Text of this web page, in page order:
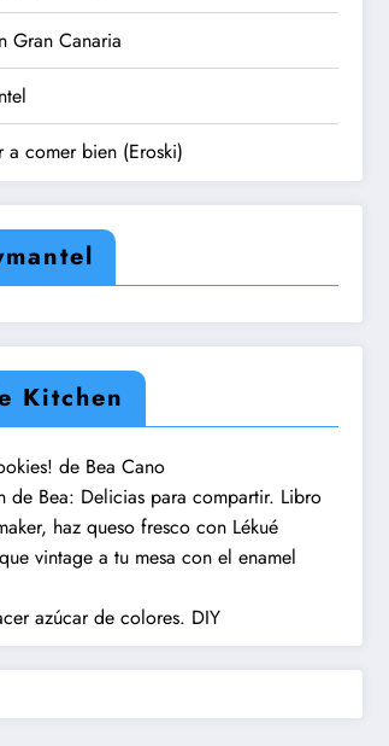
Gran Canaria
a comer bien (Eroski)
Kitchen
de Bea Cano
de Bea: Delicias para compartir. Libro
haz queso fresco con Lékué
vintage a tu mesa con el enamel
azúcar de colores. DIY